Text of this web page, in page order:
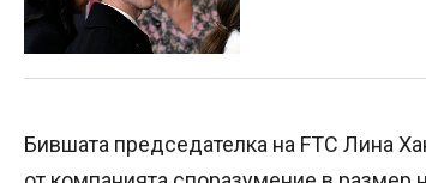
Бившата председателка на FTC Лина